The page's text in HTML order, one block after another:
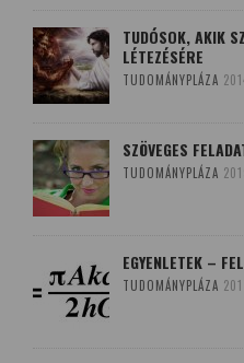
TUDÓSOK, AKIK
LÉTEZÉSÉRE
TUDOMÁNYPLÁZA
SZÖVEGES
TUDOMÁNYPLÁZA
EGYENLETEK –
TUDOMÁNYPLÁZA